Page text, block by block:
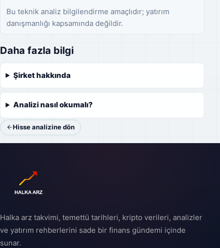
Bu teknik analiz bilgilendirme amaçlıdır; yatırım
danışmanlığı kapsamında değildir.
Daha fazla bilgi
Şirket hakkında
Analizi nasıl okumalı?
Hisse analizine dön
Halka arz takvimi, temettü tarihleri, kripto verileri, analizler
ve yatırım rehberlerini sade bir finans gündemi içinde
sunar.